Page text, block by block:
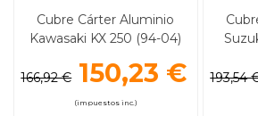
Cubre Cárter Aluminio
Kawasaki KX 250 (94-04)
166,92 € 150,23 €
(impuestos inc.)
193,54